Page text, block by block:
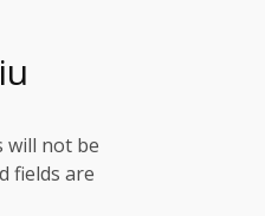
will not be
fields are